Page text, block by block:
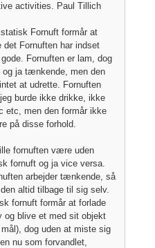
activities. Paul Tillich
Fornuft formår at
det Fornuften har indset
Fornuften er lam, dog
og ja tænkende, men den
at udrette. Fornuften
burde ikke drikke, ikke
etc, men den formår ikke
på disse forhold.
fornuften være uden
fornuft og ja vice versa.
arbejder tænkende, så
altid tilbage til sig selv.
fornuft formår at forlade
og blive et med sit objekt
dog uden at miste sig
nu som forvandlet,